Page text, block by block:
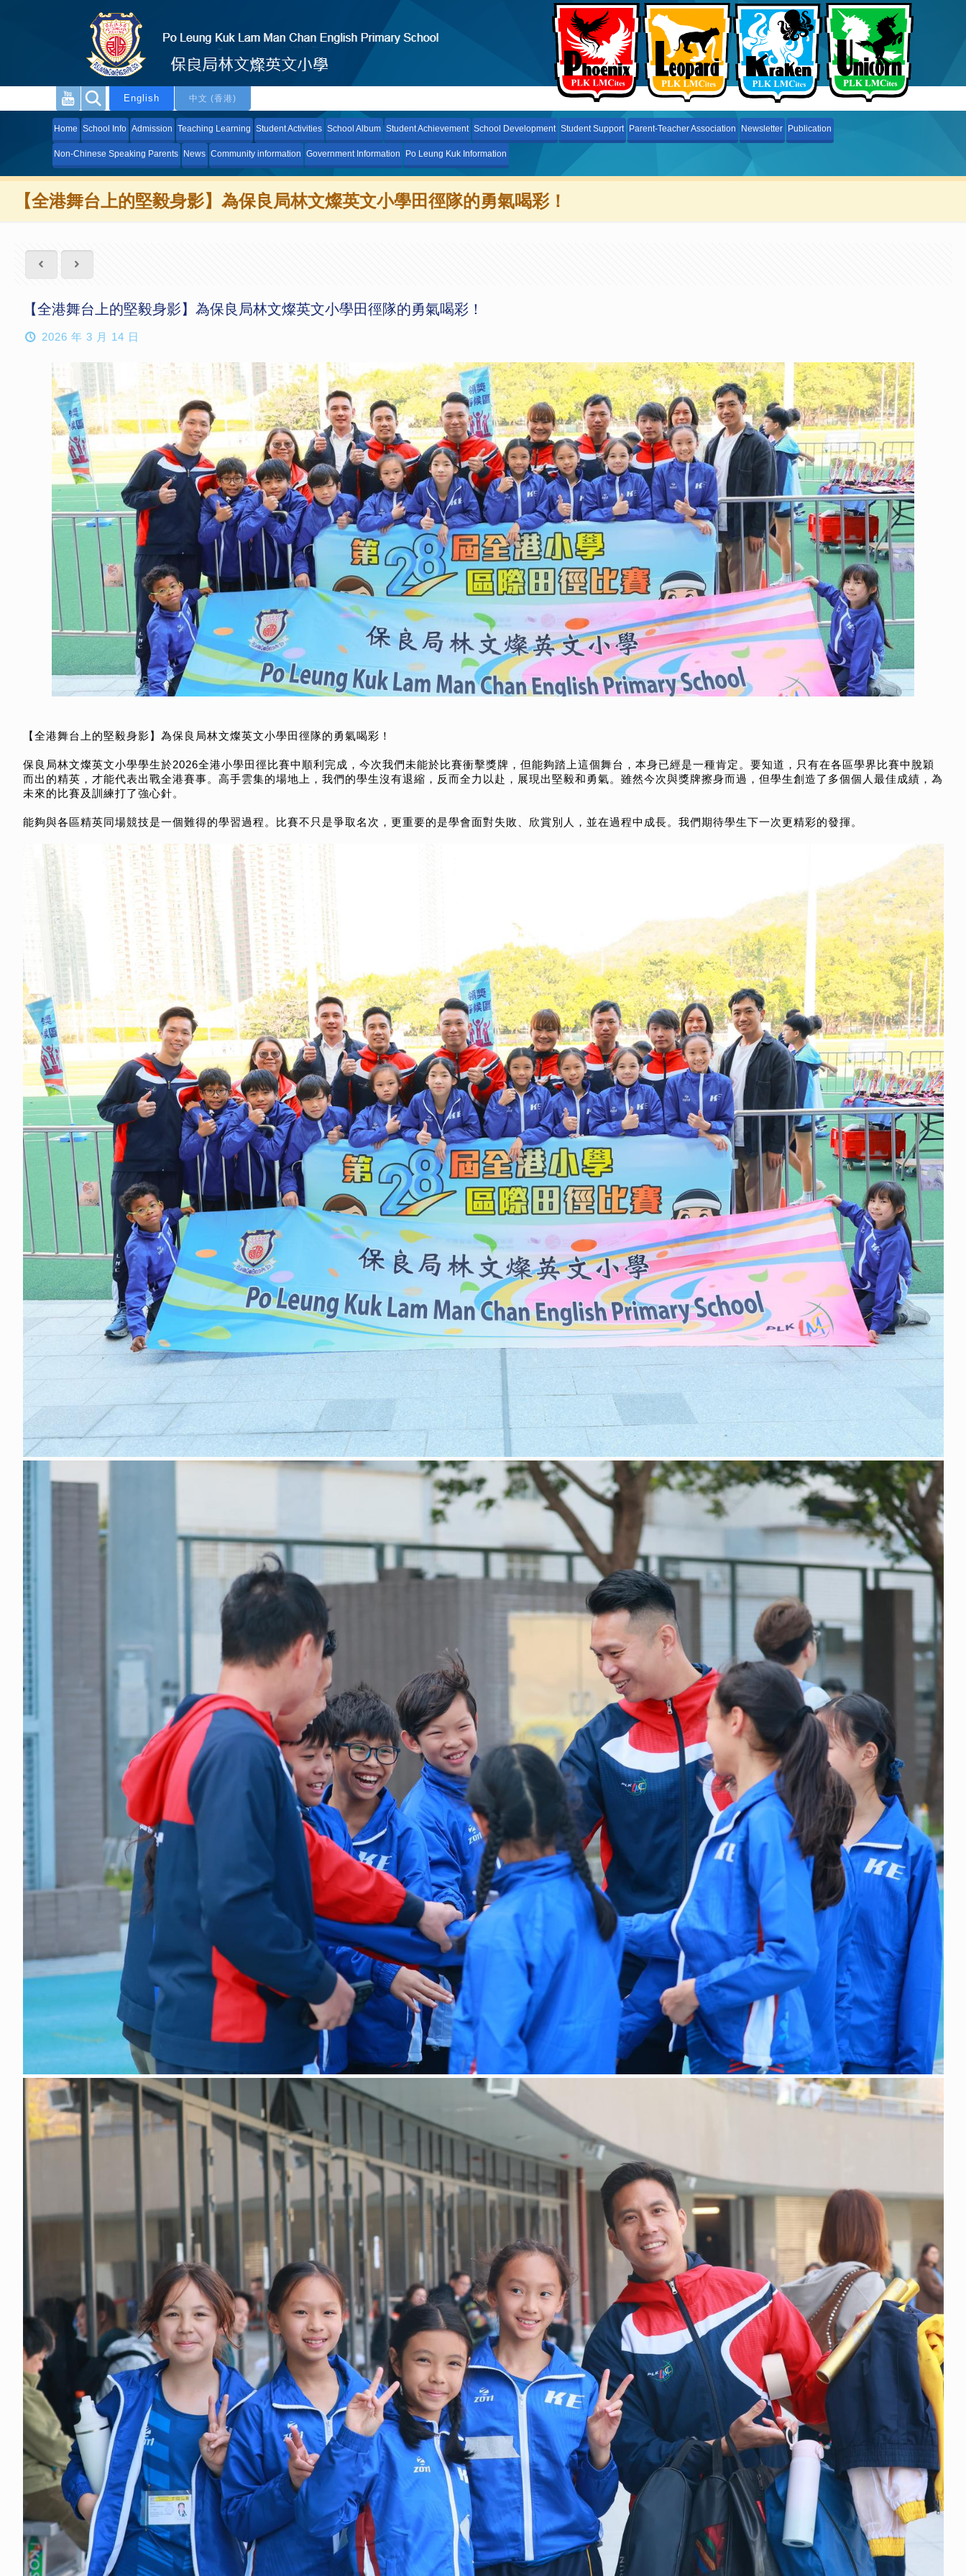
English 中文 (香港)
Home School Info Admission Teaching Learning Student Activities School Album Student Achievement School Development Student Support Parent-Teacher Association Newsletter Publication
Non-Chinese Speaking Parents News Community information Government Information Po Leung Kuk Information
【全港舞台上的堅毅身影】為保良局林文燦英文小學田徑隊的勇氣喝彩！
【全港舞台上的堅毅身影】為保良局林文燦英文小學田徑隊的勇氣喝彩！
2026 年 3 月 14 日
【全港舞台上的堅毅身影】為保良局林文燦英文小學田徑隊的勇氣喝彩！
保良局林文燦英文小學學生於2026全港小學田徑比賽中順利完成，今次我們未能於比賽衝擊獎牌，但能夠踏上這個舞台，本身已經是一種肯定。要知道，只有在各區學界比賽中脫穎
而出的精英，才能代表出戰全港賽事。高手雲集的場地上，我們的學生沒有退縮，反而全力以赴，展現出堅毅和勇氣。雖然今次與獎牌擦身而過，但學生創造了多個個人最佳成績，為
未來的比賽及訓練打了強心針。
能夠與各區精英同場競技是一個難得的學習過程。比賽不只是爭取名次，更重要的是學會面對失敗、欣賞別人，並在過程中成長。我們期待學生下一次更精彩的發揮。